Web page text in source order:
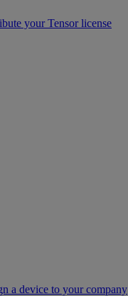
your Tensor license
a device to your company